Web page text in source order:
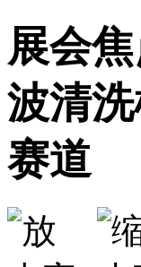
展会
波清
赛道